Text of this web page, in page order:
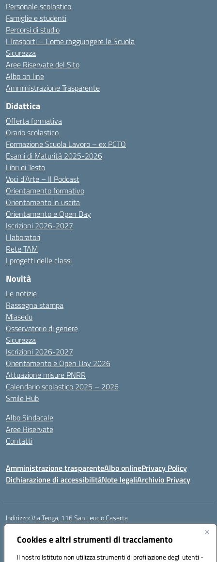
Cookies e altri strumenti di tracciamento
Il nostro Istituto non utilizza strumenti di profilazione degli utenti -
Personale scolastico
Famiglie e studenti
Percorsi di studio
I Trasporti – Come raggiungere le Scuola
Sicurezza
Aree Riservate del Sito
Albo on line
Amministrazione Trasparente
Didattica
Offerta formativa
Orario scolastico
Formazione Scuola Lavoro – ex PCTO
Esami di Maturità 2025-2026
Libri di Testo
Voci d’Arte – Il Podcast
Orientamento formativo
Orientamento in uscita
Orientamento e Open Day
Iscrizioni 2026-2027
I laboratori
Rete TAM
I progetti delle classi
Novità
Le notizie
Rassegna stampa
Miasedu
Osservatorio di genere
Sicurezza
Iscrizioni 2026-2027
Orientamento e Open Day 2026
Attuazione misure PNRR
Calendario scolastico 2025 – 2026
Smile Hub
Albo Sindacale
Aree Riservate
Contatti
Amministrazione trasparenteAlbo onlinePrivacy Policy
Dichiarazione di accessibilitàNote legaliArchivio Privacy
Indirizzo:Via Tenga, 116 San Leucio Caserta
Centralino:
Posta elettronica certificata (PEC):ceis042009@pec.istruzione.it
Codice fiscale: 93098380616